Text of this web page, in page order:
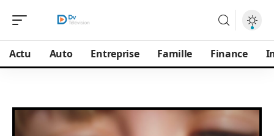
Actu Auto Entreprise Famille Finance